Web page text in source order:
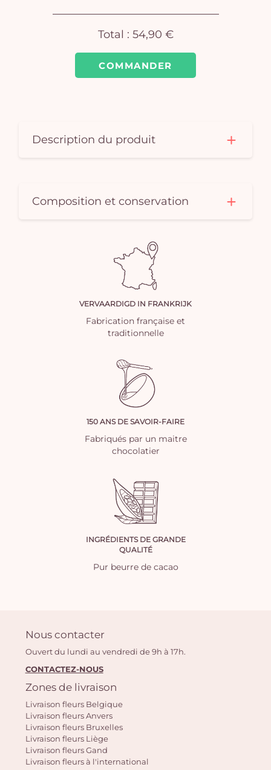
COMMANDER
Total : 54,90 €
Description du produit
Composition et conservation
VERVAARDIGD IN FRANKRIJK
Fabrication française et
traditionnelle
150 ANS DE SAVOIR-FAIRE
Fabriqués par un maitre
chocolatier
INGRÉDIENTS DE GRANDE
QUALITÉ
Pur beurre de cacao
Nous contacter
Ouvert du lundi au vendredi de 9h à 17h.
CONTACTEZ-NOUS
Zones de livraison
Livraison fleurs Belgique
Livraison fleurs Anvers
Livraison fleurs Bruxelles
Livraison fleurs Liège
Livraison fleurs Gand
Livraison fleurs à l'international